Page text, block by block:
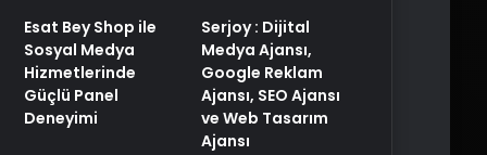
Esat Bey Shop ile
Sosyal Medya
Hizmetlerinde
Güçlü Panel
Deneyimi
Serjoy : Dijital
Medya Ajansı,
Google Reklam
Ajansı, SEO Ajansı
ve Web Tasarım
Ajansı